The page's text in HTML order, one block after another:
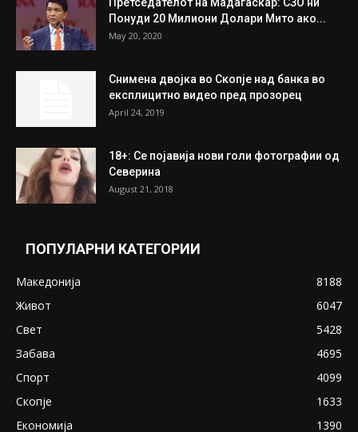
Понуди 20 Милиони Долари Мито ако...
May 20, 2020
Снимена двојка во Скопје над банка во
експлицитно видео пред прозорец
April 24, 2019
18+: Се појавија нови голи фотографии од
Северина
August 21, 2018
ПОПУЛАРНИ КАТЕГОРИИ
Македонија
8188
Живот
6047
Свет
5428
Забава
4695
Спорт
4099
Скопје
1633
Економија
1390